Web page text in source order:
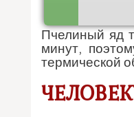
Пчелиный яд
минут,
термической